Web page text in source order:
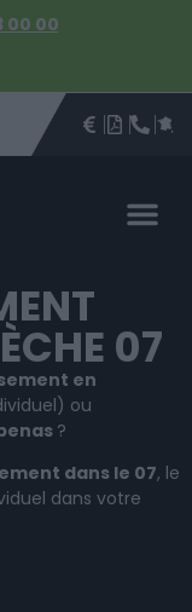
00 00
DEVISÊTRE
07
en
ou
?
dans le 07, le
dans votre